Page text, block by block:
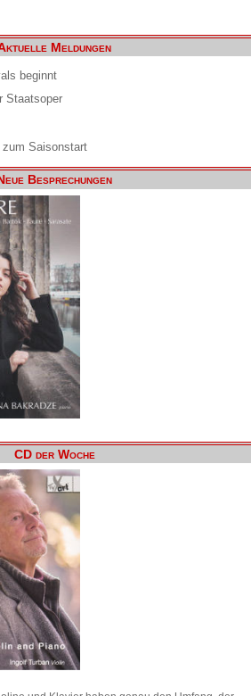
Meldungen
beginnt
Staatsoper
Saisonstart
Besprechungen
CD der Woche